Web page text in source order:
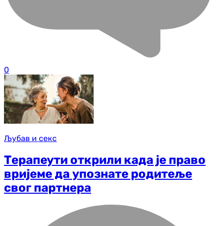
0
Љубав и секс
Терапеути открили када је право
вријеме да упознате родитеље
свог партнера